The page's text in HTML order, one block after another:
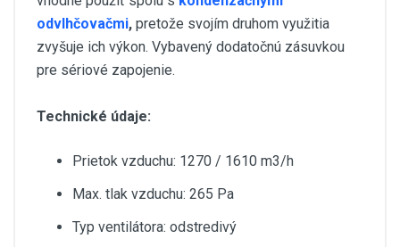
odvlhčovačmi, pretože svojím druhom využitia
zvyšuje ich výkon. Vybavený dodatočnú zásuvkou
pre sériové zapojenie.
Technické údaje:
Prietok vzduchu: 1270 / 1610 m3/h
Max. tlak vzduchu: 265 Pa
Typ ventilátora: odstredivý